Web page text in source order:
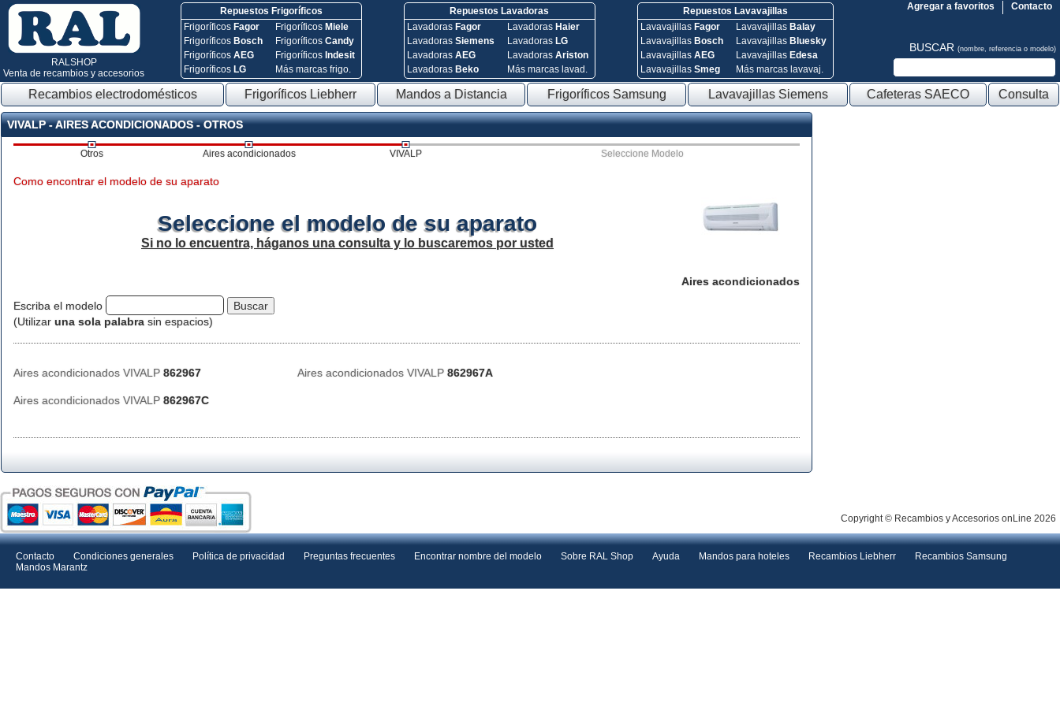
RALSHOP
Venta de recambios y accesorios
Repuestos Frigoríficos
Frigoríficos Fagor
Frigoríficos Bosch
FrigoríficosAEG
Frigoríficos LG
Frigoríficos Miele
FrigoríficosCandy
Frigoríficos Indesit
Más marcas frigo.
Repuestos Lavadoras
Lavadoras Fagor
Lavadoras Siemens
Lavadoras AEG
Lavadoras Beko
Lavadoras Haier
Lavadoras LG
Lavadoras Ariston
Más marcas lavad.
Repuestos Lavavajillas
Lavavajillas Fagor
Lavavajillas Bosch
Lavavajillas AEG
Lavavajillas Smeg
Lavavajillas Balay
Lavavajillas Bluesky
Lavavajillas Edesa
Más marcas lavavaj.
Contacto
Agregar a favoritos
BUSCAR (nombre, referencia o modelo)
Recambios electrodomésticos Frigoríficos Liebherr Mandos a Distancia Frigoríficos Samsung Lavavajillas Siemens Cafeteras SAECO Consulta
VIVALP - AIRES ACONDICIONADOS - OTROS
Otros Aires acondicionados VIVALP Seleccione Modelo
Aires acondicionados
Como encontrar el modelo de su aparato
Seleccione el modelo de su aparato
Si no lo encuentra, háganos una consulta y lo buscaremos por usted
Escriba el modelo
(Utilizar una sola palabra sin espacios)
Aires acondicionados VIVALP 862967 Aires acondicionados VIVALP 862967A
Aires acondicionados VIVALP 862967C
Copyright © Recambios y Accesorios onLine 2026
Contacto Condiciones generales Política de privacidad Preguntas frecuentes Encontrar nombre del modelo Sobre RAL Shop Ayuda Mandos para hoteles Recambios Liebherr
Recambios Samsung
Mandos Marantz